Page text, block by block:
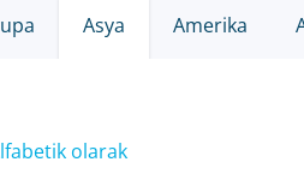
Asya Amerika
olarak